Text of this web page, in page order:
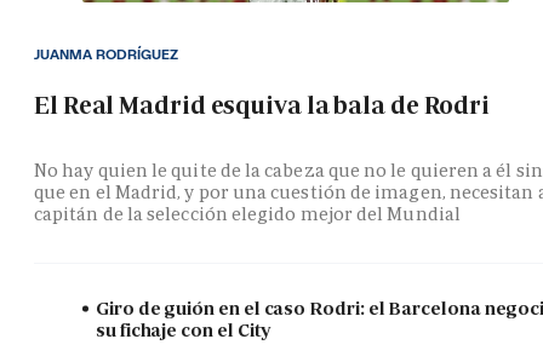
El Real Madrid esquiva la bala de Rodri
No hay quien le quite de la cabeza que no le quieren a él
que en el Madrid, y por una cuestión de imagen, necesitan
capitán de la selección elegido mejor del Mundial
JUANMA RODRÍGUEZ
Giro de guión en el caso Rodri: el Barcelona
su fichaje con el City